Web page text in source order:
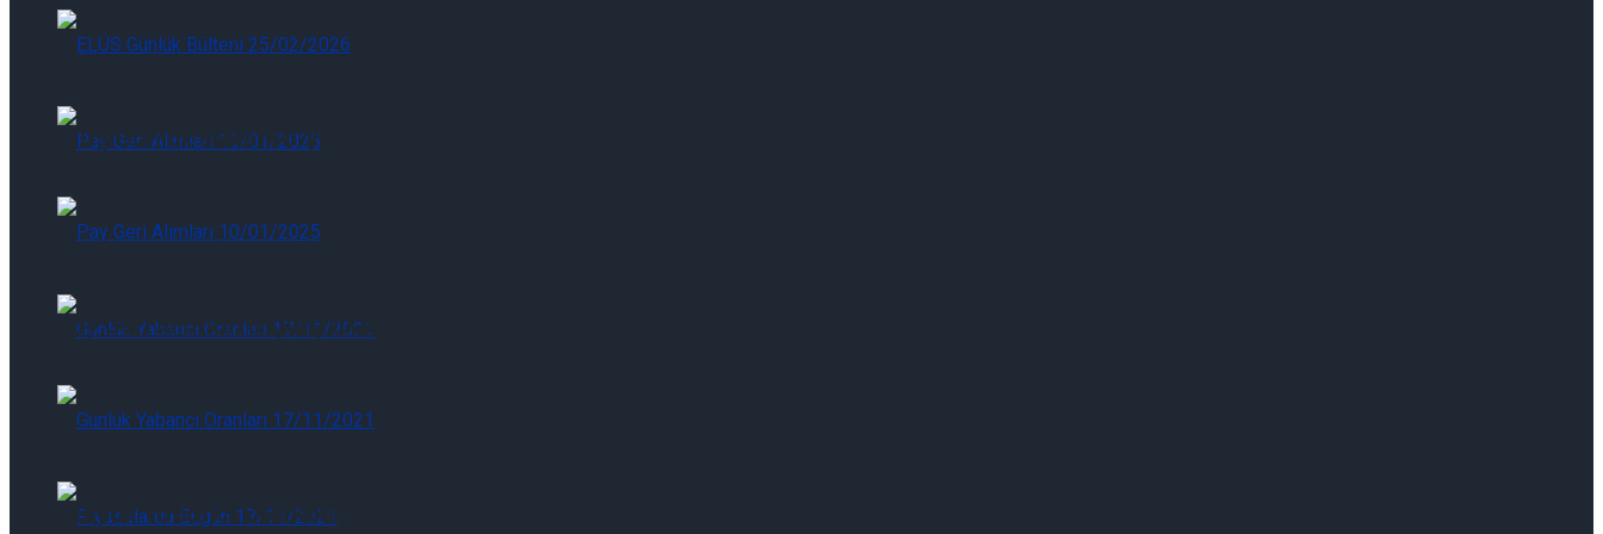
ELÜS Günlük Bülteni 07/08/2026
Pay Geri Alımları 07/08/2026
Günlük Yabancı Oranları 07/08/2026
ELÜS Günlük Bülteni 07/08/2026
Pay Geri Alımları 07/08/2026
Günlük Yabancı Oranları 07/08/2026